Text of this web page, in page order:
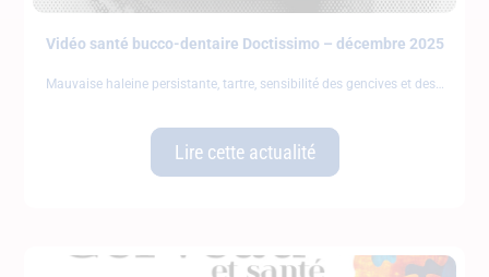
Vidéo santé bucco-dentaire Doctissimo – décembre 2025
Mauvaise haleine persistante, tartre, sensibilité des gencives et des
Lire cette actualité